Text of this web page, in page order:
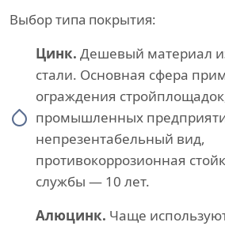
Выбор типа покрытия:
Цинк. Дешевый материал
стали. Основная сфера
ограждения
промышленных
непрезентабельный вид,
противокоррозионная
службы — 10 лет.
Алюцинк. Чаще